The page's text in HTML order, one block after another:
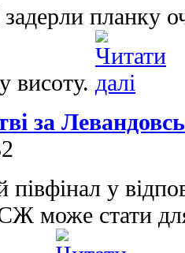
планку
висоту.
за
півфінал у
може стати